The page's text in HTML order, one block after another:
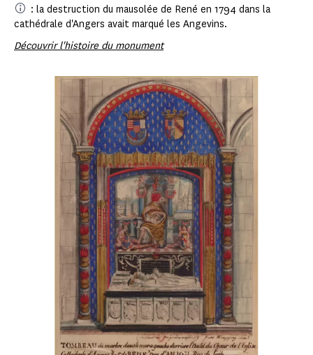
: la destruction du mausolée de René en 1794 dans la
cathédrale d'Angers avait marqué les Angevins.
Découvrir l'histoire du monument